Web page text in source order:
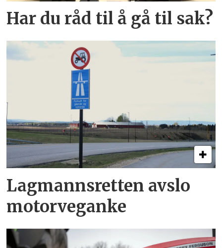
Har du råd til å gå til sak?
Lagmannsretten avslo
motorveganke